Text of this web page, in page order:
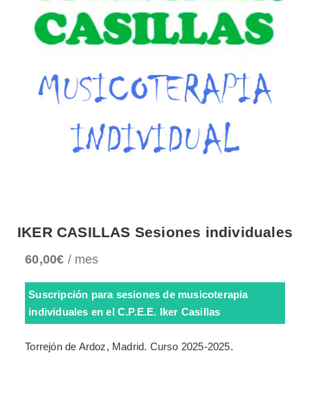
IKER CASILLAS Sesiones individuales
60,00€ / mes
Suscripción para sesiones de musicoterapia
individuales en el C.P.E.E. Iker Casillas
Torrejón de Ardoz, Madrid. Curso 2025-2025.